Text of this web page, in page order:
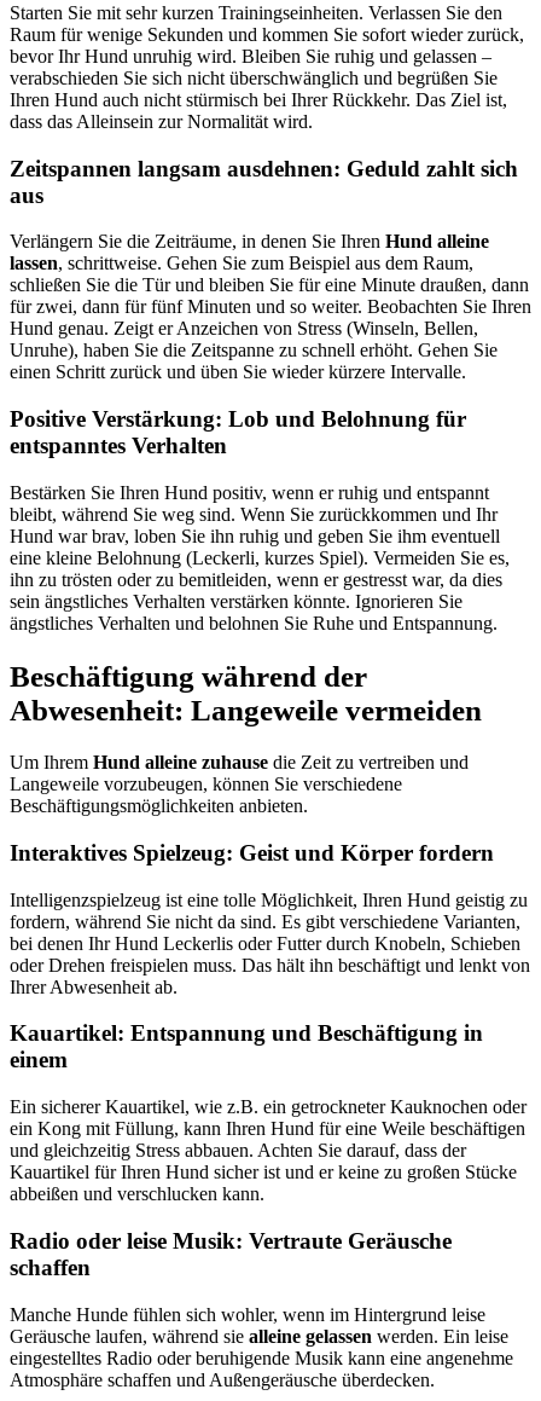
Starten Sie mit sehr kurzen Trainingseinheiten. Verlassen Sie den
Raum für wenige Sekunden und kommen Sie sofort wieder zurück,
bevor Ihr Hund unruhig wird. Bleiben Sie ruhig und gelassen –
verabschieden Sie sich nicht überschwänglich und begrüßen Sie
Ihren Hund auch nicht stürmisch bei Ihrer Rückkehr. Das Ziel ist,
dass das Alleinsein zur Normalität wird.
Zeitspannen langsam ausdehnen: Geduld zahlt sich
aus
Verlängern Sie die Zeiträume, in denen Sie Ihren Hund alleine
lassen, schrittweise. Gehen Sie zum Beispiel aus dem Raum,
schließen Sie die Tür und bleiben Sie für eine Minute draußen, dann
für zwei, dann für fünf Minuten und so weiter. Beobachten Sie Ihren
Hund genau. Zeigt er Anzeichen von Stress (Winseln, Bellen,
Unruhe), haben Sie die Zeitspanne zu schnell erhöht. Gehen Sie
einen Schritt zurück und üben Sie wieder kürzere Intervalle.
Positive Verstärkung: Lob und Belohnung für
entspanntes Verhalten
Bestärken Sie Ihren Hund positiv, wenn er ruhig und entspannt
bleibt, während Sie weg sind. Wenn Sie zurückkommen und Ihr
Hund war brav, loben Sie ihn ruhig und geben Sie ihm eventuell
eine kleine Belohnung (Leckerli, kurzes Spiel). Vermeiden Sie es,
ihn zu trösten oder zu bemitleiden, wenn er gestresst war, da dies
sein ängstliches Verhalten verstärken könnte. Ignorieren Sie
ängstliches Verhalten und belohnen Sie Ruhe und Entspannung.
Beschäftigung während der
Abwesenheit: Langeweile vermeiden
Um Ihrem Hund alleine zuhause die Zeit zu vertreiben und
Langeweile vorzubeugen, können Sie verschiedene
Beschäftigungsmöglichkeiten anbieten.
Interaktives Spielzeug: Geist und Körper fordern
Intelligenzspielzeug ist eine tolle Möglichkeit, Ihren Hund geistig zu
fordern, während Sie nicht da sind. Es gibt verschiedene Varianten,
bei denen Ihr Hund Leckerlis oder Futter durch Knobeln, Schieben
oder Drehen freispielen muss. Das hält ihn beschäftigt und lenkt von
Ihrer Abwesenheit ab.
Kauartikel: Entspannung und Beschäftigung in
einem
Ein sicherer Kauartikel, wie z.B. ein getrockneter Kauknochen oder
ein Kong mit Füllung, kann Ihren Hund für eine Weile beschäftigen
und gleichzeitig Stress abbauen. Achten Sie darauf, dass der
Kauartikel für Ihren Hund sicher ist und er keine zu großen Stücke
abbeißen und verschlucken kann.
Radio oder leise Musik: Vertraute Geräusche
schaffen
Manche Hunde fühlen sich wohler, wenn im Hintergrund leise
Geräusche laufen, während sie alleine gelassen werden. Ein leise
eingestelltes Radio oder beruhigende Musik kann eine angenehme
Atmosphäre schaffen und Außengeräusche überdecken.